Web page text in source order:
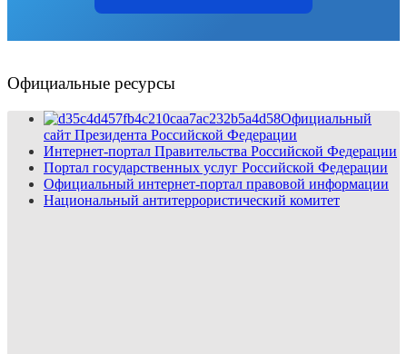
Официальные ресурсы
Официальный
сайт Президента Российской Федерации
Интернет-портал Правительства Российской Федерации
Портал государственных услуг Российской Федерации
Официальный интернет-портал правовой информации
Национальный антитеррористический комитет